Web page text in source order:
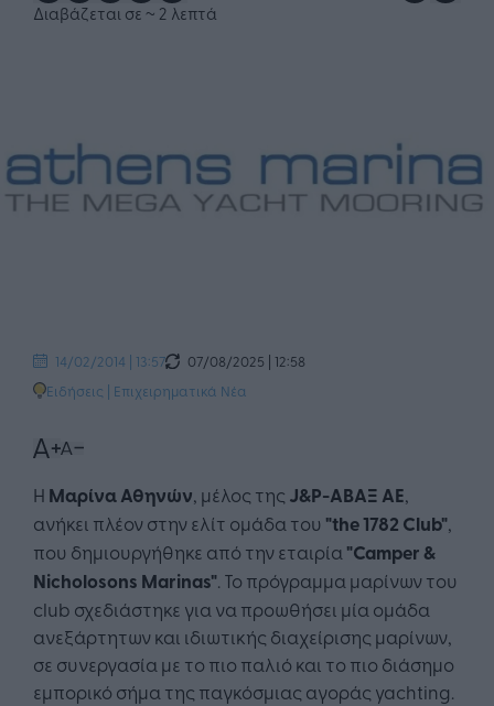
Διαβάζεται σε ~ 2 λεπτά
14/02/2014 | 13:57
07/08/2025 | 12:58
Ειδήσεις | Επιχειρηματικά Νέα
Η Μαρίνα Αθηνών, μέλος της J&P-ΑΒΑΞ ΑΕ,
ανήκει πλέον στην ελίτ ομάδα του "the 1782 Club",
που δημιουργήθηκε από την εταιρία "Camper &
Nicholosons Marinas". Το πρόγραμμα μαρίνων του
club σχεδιάστηκε για να προωθήσει μία ομάδα
ανεξάρτητων και ιδιωτικής διαχείρισης μαρίνων,
σε συνεργασία με το πιο παλιό και το πιο διάσημο
εμπορικό σήμα της παγκόσμιας αγοράς yachting.